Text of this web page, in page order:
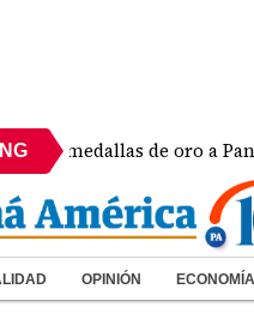
de oro a Panamá
OPINIÓN ECONOMÍA